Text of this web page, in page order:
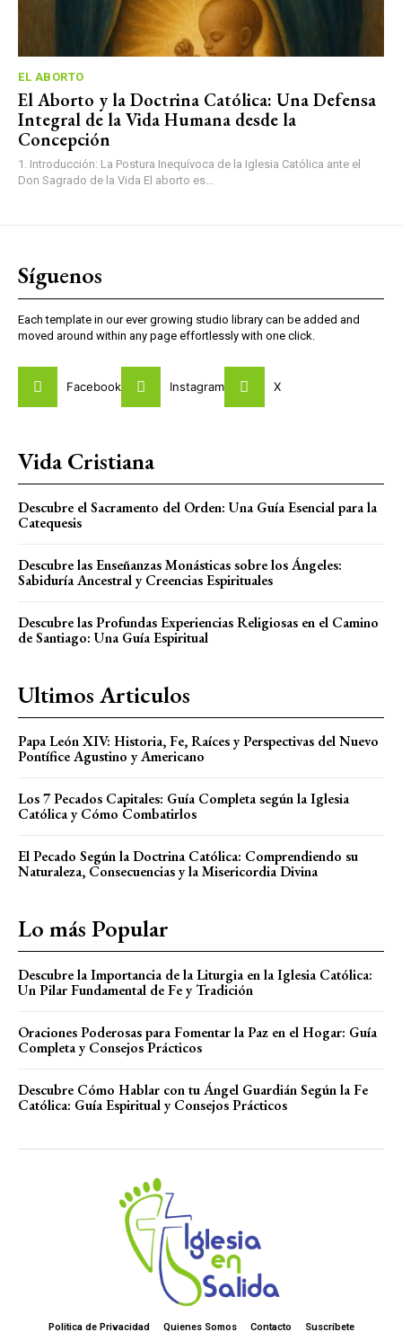
EL ABORTO
El Aborto y la Doctrina Católica: Una Defensa
Integral de la Vida Humana desde la
Concepción
1. Introducción: La Postura Inequívoca de la Iglesia Católica ante el
Don Sagrado de la Vida El aborto es...
Síguenos
Each template in our ever growing studio library can be added and
moved around within any page effortlessly with one click.
Facebook Instagram X
Vida Cristiana
Descubre el Sacramento del Orden: Una Guía Esencial para la
Catequesis
Descubre las Enseñanzas Monásticas sobre los Ángeles:
Sabiduría Ancestral y Creencias Espirituales
Descubre las Profundas Experiencias Religiosas en el Camino
de Santiago: Una Guía Espiritual
Ultimos Articulos
Papa León XIV: Historia, Fe, Raíces y Perspectivas del Nuevo
Pontífice Agustino y Americano
Los 7 Pecados Capitales: Guía Completa según la Iglesia
Católica y Cómo Combatirlos
El Pecado Según la Doctrina Católica: Comprendiendo su
Naturaleza, Consecuencias y la Misericordia Divina
Lo más Popular
Descubre la Importancia de la Liturgia en la Iglesia Católica:
Un Pilar Fundamental de Fe y Tradición
Oraciones Poderosas para Fomentar la Paz en el Hogar: Guía
Completa y Consejos Prácticos
Descubre Cómo Hablar con tu Ángel Guardián Según la Fe
Católica: Guía Espiritual y Consejos Prácticos
Politica de Privacidad Quienes Somos Contacto Suscríbete